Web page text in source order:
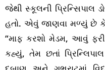
જેથી સ્કૂલની પ્રિન્સિપાલ
હતો. એવું જાણવા મળ્યું છે કે
“માફ કરશો મેડમ, આવું
કહ્યું, તેમ છતાં